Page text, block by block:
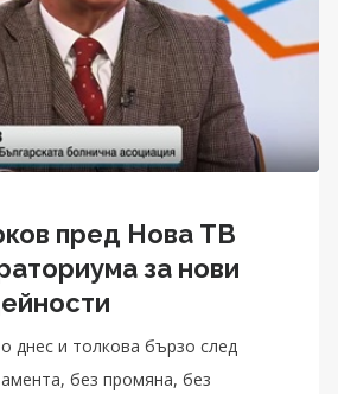
пред Нова ТВ
за нови
днес и толкова бързо след
без промяна, без